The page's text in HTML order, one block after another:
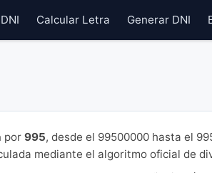
Calcular Letra Generar DNI
por 995, desde el 99500000 hasta el
mediante el algoritmo oficial de